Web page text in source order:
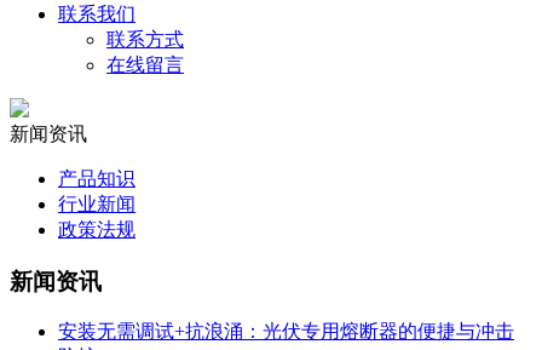
联系我们
联系方式
在线留言
新闻资讯
产品知识
行业新闻
政策法规
新闻资讯
安装无需调试+抗浪涌：光伏专用熔断器的便捷与冲击